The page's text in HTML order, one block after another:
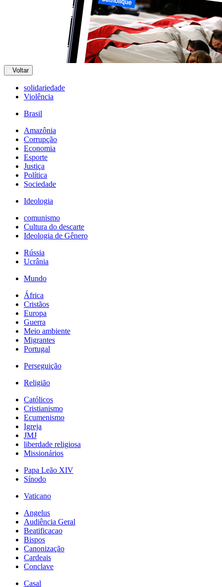
Voltar
solidariedade
Violência
Brasil
Amazônia
Corrupção
Economia
Esporte
Justiça
Política
Sociedade
Ideologia
comunismo
Cultura do descarte
Ideologia de Gênero
Rússia
Ucrânia
Mundo
África
Cristãos
Europa
Guerra
Meio ambiente
Migrantes
Portugal
Perseguição
Religião
Católicos
Cristianismo
Ecumenismo
Igreja
JMJ
liberdade religiosa
Missionários
Papa Leão XIV
Sínodo
Vaticano
Angelus
Audiência Geral
Beatificacao
Bispos
Canonização
Cardeais
Conclave
Casal